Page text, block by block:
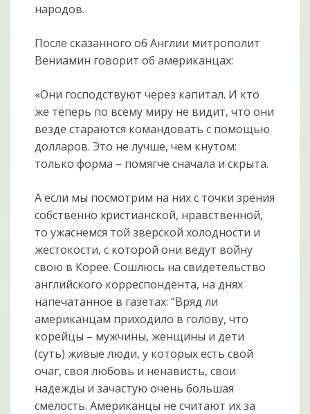
народов.
После сказанного об Англии митрополит
Вениамин говорит об американцах:
«Они господствуют через капитал. И кто
же теперь по всему миру не видит, что они
везде стараются командовать с помощью
долларов. Это не лучше, чем кнутом:
только форма – помягче сначала и скрыта.
А если мы посмотрим на них с точки зрения
собственно христианской, нравственной,
то ужаснемся той зверской холодности и
жестокости, с которой они ведут войну
свою в Корее. Сошлюсь на свидетельство
английского корреспондента, на днях
напечатанное в газетах: “Вряд ли
американцам приходило в голову, что
корейцы – мужчины, женщины и дети
(суть) живые люди, у которых есть свой
очаг, своя любовь и ненависть, свои
надежды и зачастую очень большая
смелость. Американцы не считают их за